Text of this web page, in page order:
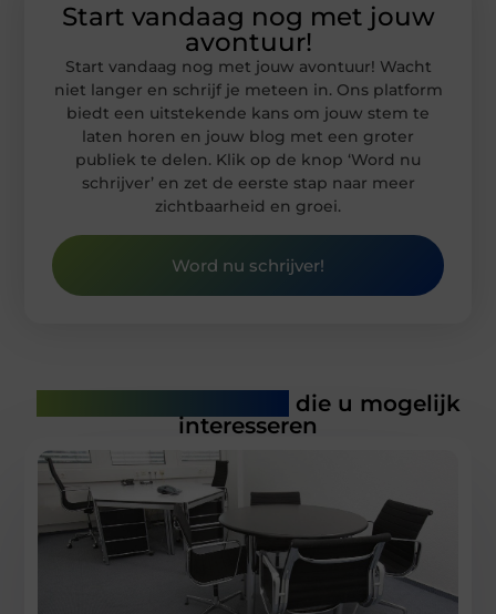
Start vandaag nog met jouw
avontuur!
Start vandaag nog met jouw avontuur! Wacht
niet langer en schrijf je meteen in. Ons platform
biedt een uitstekende kans om jouw stem te
laten horen en jouw blog met een groter
publiek te delen. Klik op de knop ‘Word nu
schrijver’ en zet de eerste stap naar meer
zichtbaarheid en groei.
Word nu schrijver!
die u mogelijk
interesseren